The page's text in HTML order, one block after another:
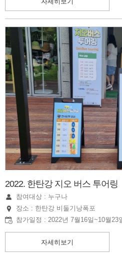
2022. 한탄강 지오 버스 투어링
참여대상 : 누구나
장소 : 한탄강 비둘기낭폭포
참가일정 : 2022년 7월16일~10월23
자세히보기